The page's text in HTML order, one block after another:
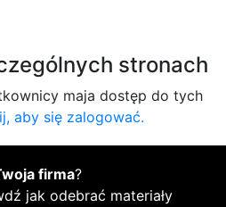
stronach
maja dostęp do tych
aby się zalogować.
firma?
jak odebrać materiały